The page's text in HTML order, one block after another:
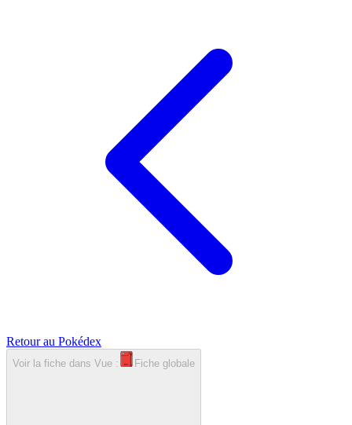
Retour au Pokédex
Voir la fiche dans Vue : Fiche globale